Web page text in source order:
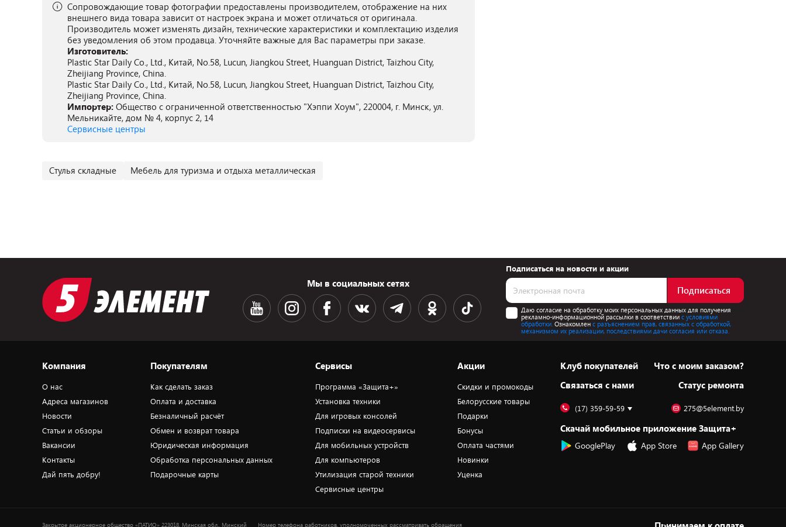
Сопровождающие товар фотографии предоставлены производителем, отображение на них
внешнего вида товара зависит от настроек экрана и может отличаться от оригинала.
Производитель может изменять дизайн, технические характеристики и комплектацию изделия
без уведомления об этом продавца. Уточняйте важные для Вас параметры при заказе.
Изготовитель:
Plastic Star Daily Co., Ltd., Китай, No.58, Lucun, Jiangkou Street, Huanguan District, Taizhou City,
Zheijiang Province, China.
Plastic Star Daily Co., Ltd., Китай, No.58, Lucun, Jiangkou Street, Huanguan District, Taizhou City,
Zheijiang Province, China.
Импортер: Общество с ограниченной ответственностью "Хэппи Хоум", 220004, г. Минск, ул.
Мельникайте, дом № 4, корпус 2, 14
Сервисные центры
Cтулья складные Мебель для туризма и отдыха металлическая
Мы в социальных сетях
Подписаться на новости и акции
Подписаться
Даю согласие на обработку моих персональных данных для получения
рекламно-информационной рассылки в соответствиис условиями
обработки. Ознакомлен с разъяснением прав, связанных с обработкой,
механизмом их реализации, последствиями дачи согласия или отказа.
Компания
О нас
Адреса магазинов
Новости
Статьи и обзоры
Вакансии
Контакты
Дай пять добру!
Покупателям
Как сделать заказ
Оплата и доставка
Безналичный расчёт
Обмен и возврат товара
Юридическая информация
Обработка персональных данных
Подарочные карты
Сервисы
Программа «Защита+»
Установка техники
Для игровых консолей
Подписки на видеосервисы
Для мобильных устройств
Для компьютеров
Утилизация старой техники
Сервисные центры
Акции
Скидки и промокоды
Белорусские товары
Подарки
Бонусы
Оплата частями
Новинки
Уценка
Клуб покупателей
Cвязаться с нами
Что с моим заказом?
Статус ремонта
(17) 359-59-59 275@5element.by
Скачай мобильное приложение Защита+
GooglePlay App Store App Gallery
Закрытое акционерное общество «ПАТИО» 223018, Минская обл., Минский Номер телефона работников, уполномоченных рассматривать обращения